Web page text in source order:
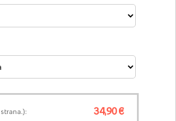
strana.): 34,90 €